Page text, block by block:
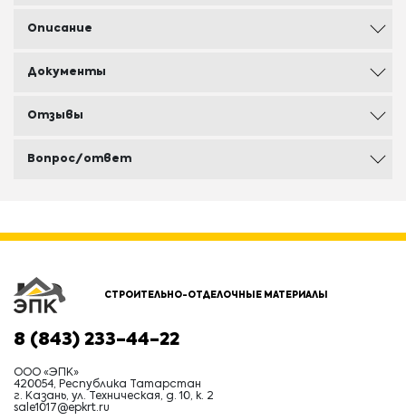
Описание
Документы
Отзывы
Вопрос/ответ
СТРОИТЕЛЬНО-ОТДЕЛОЧНЫЕ МАТЕРИАЛЫ
8 (843) 233-44-22
ООО «ЭПК»
420054, Республика Татарстан
г. Казань, ул. Техническая, д. 10, к. 2
sale1017@epkrt.ru